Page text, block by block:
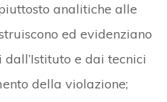
analitiche alle
ed evidenziano
e dai tecnici
della violazione;